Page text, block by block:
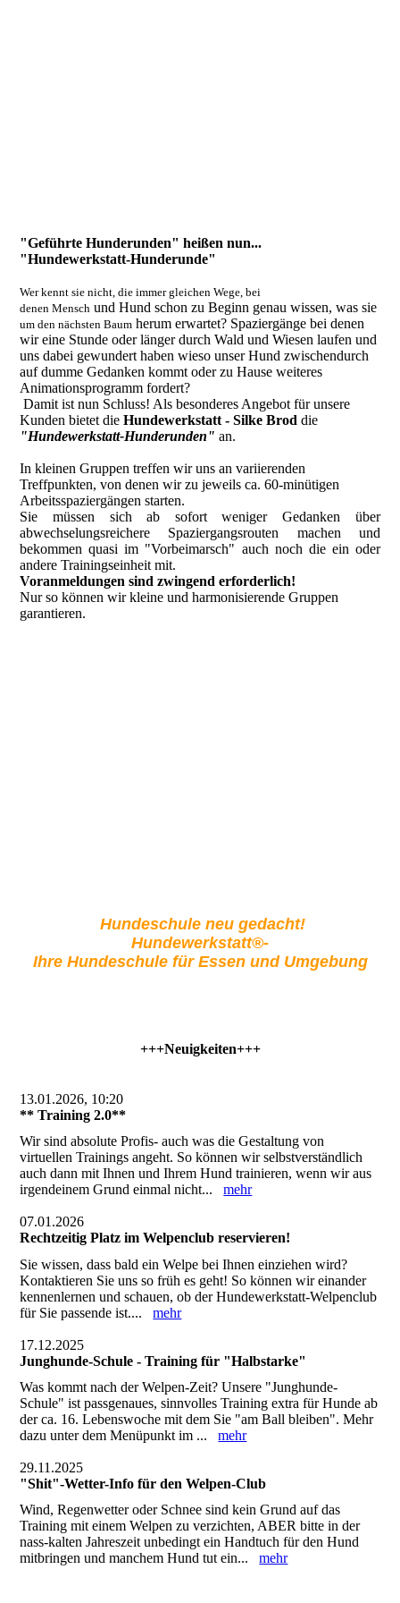
"Geführte Hunderunden"heißen nun...
"Hundewerkstatt-Hunderunde"
Wer kennt sie nicht, die immer gleichen Wege, bei
denen Mensch und Hund schon zu Beginn genau wissen, was sie
um den nächsten Baum herum erwartet? Spaziergänge bei denen
wir eine Stunde oder länger durch Wald und Wiesen laufen und
uns dabei gewundert haben wieso unser Hund zwischendurch
auf dumme Gedanken kommt oder zu Hause weiteres
Animationsprogramm fordert?
Damit ist nun Schluss! Als besonderes Angebot für unsere
Kunden bietet dieHundewerkstatt - Silke Brod die
"Hundewerkstatt-Hunderunden" an.
In kleinen Gruppen treffen wir uns an variierenden
Treffpunkten, von denen wir zu jeweils ca. 60-minütigen
Arbeitsspaziergängen starten.
Sie müssen sich ab sofort weniger Gedanken über
abwechselungsreichere Spaziergangsrouten machen und
bekommen quasi im "Vorbeimarsch" auch noch die ein oder
andere Trainingseinheit mit.
Voranmeldungen sind zwingend erforderlich!
Nur so können wir kleine und harmonisierende Gruppen
garantieren.
Hundeschule neu gedacht!
Hundewerkstatt®-
Ihre Hundeschule für Essen und Umgebung
+++Neuigkeiten+++
13.01.2026, 10:20
** Training 2.0**
Wir sind absolute Profis- auch was die Gestaltung von
virtuellen Trainings angeht. So können wir selbstverständlich
auch dann mit Ihnen und Ihrem Hund trainieren, wenn wir aus
irgendeinem Grund einmal nicht...mehr
07.01.2026
Rechtzeitig Platz im Welpenclub reservieren!
Sie wissen, dass bald ein Welpe bei Ihnen einziehen wird?
Kontaktieren Sie uns so früh es geht! So können wir einander
kennenlernen und schauen, ob der Hundewerkstatt-Welpenclub
für Sie passende ist....mehr
17.12.2025
Junghunde-Schule - Training für "Halbstarke"
Was kommt nach der Welpen-Zeit? Unsere "Junghunde-
Schule" ist passgenaues, sinnvolles Training extra für Hunde ab
der ca. 16. Lebenswoche mit dem Sie "am Ball bleiben". Mehr
dazu unter dem Menüpunkt im ...mehr
29.11.2025
"Shit"-Wetter-Info für den Welpen-Club
Wind, Regenwetter oder Schnee sind kein Grund auf das
Training mit einem Welpen zu verzichten, ABER bitte in der
nass-kalten Jahreszeit unbedingt ein Handtuch für den Hund
mitbringen und manchem Hund tut ein...mehr